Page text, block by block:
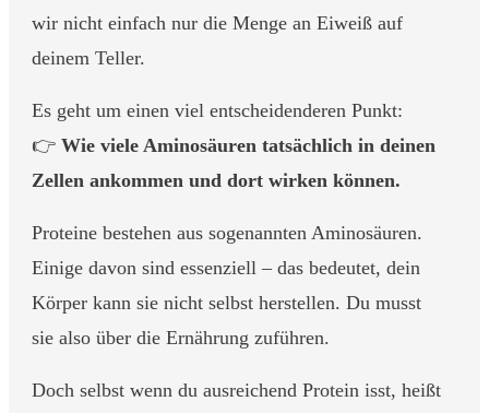
wir nicht einfach nur die Menge an Eiweiß auf
deinem Teller.
Es geht um einen viel entscheidenderen Punkt:
👉 Wie viele Aminosäuren tatsächlich in deinen
Zellen ankommen und dort wirken können.
Proteine bestehen aus sogenannten Aminosäuren.
Einige davon sind essenziell – das bedeutet, dein
Körper kann sie nicht selbst herstellen. Du musst
sie also über die Ernährung zuführen.
Doch selbst wenn du ausreichend Protein isst, heißt